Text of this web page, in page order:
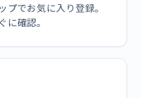
でお気に入り登録。
に確認。